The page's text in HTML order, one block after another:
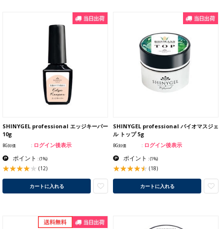
SHINYGEL professional エッジキーパー
10g
BG卸価 ログイン後表示
ポイント :(1%)
(12)
カートに入れる
SHINYGEL professional バイオマスジェ
ル トップ 5g
BG卸価 ログイン後表示
ポイント :(1%)
(18)
カートに入れる